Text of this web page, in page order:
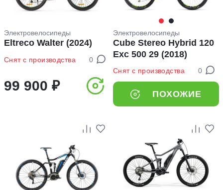
Электровелосипеды
Eltreco Walter (2024)
Снят с производства 0
99 900 ₽
Электровелосипеды
Cube Stereo Hybrid 120
Exc 500 29 (2018)
Снят с производства 0
ПОХОЖИЕ